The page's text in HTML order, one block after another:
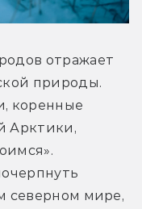
отражает
природы.
коренные
Арктики,
северном мире,